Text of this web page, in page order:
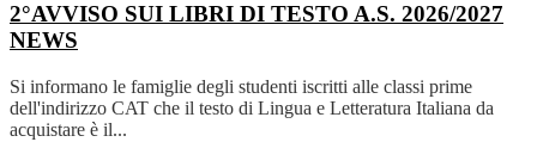
2°AVVISO SUI LIBRI DI TESTO A.S. 2026/2027
NEWS
Si informano le famiglie degli studenti iscritti alle classi prime
dell'indirizzo CAT che il testo di Lingua e Letteratura Italiana da
acquistare è il...